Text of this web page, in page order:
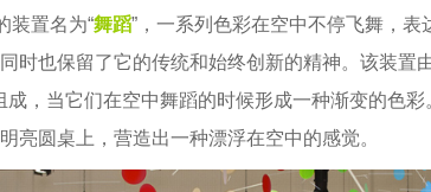
装置名为“舞蹈”，一系列色彩在空中不停飞舞，表
时也保留了它的传统和始终创新的精神。该装置
成，当它们在空中舞蹈的时候形成一种渐变的色彩
亮圆桌上，营造出一种漂浮在空中的感觉。